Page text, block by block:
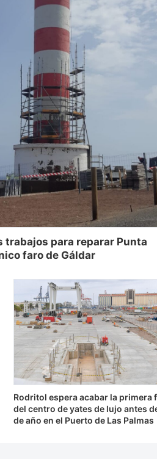
trabajos para reparar Punta
faro de Gáldar
Rodritol espera acabar la primera
del centro de yates de lujo antes
de año en el Puerto de Las Palmas